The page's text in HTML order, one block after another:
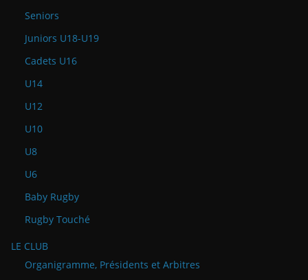
Seniors
Juniors U18-U19
Cadets U16
U14
U12
U10
U8
U6
Baby Rugby
Rugby Touché
LE CLUB
Organigramme, Présidents et Arbitres